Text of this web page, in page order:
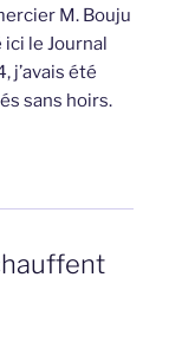
M. Bouju
le Journal
j’avais été
sans hoirs.